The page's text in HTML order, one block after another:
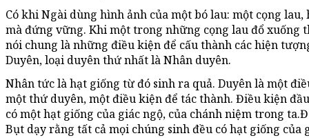
Có khi Ngài dùng hình ảnh của một bó lau: một cọng
mà đứng vững. Khi một trong những cọng lau đổ xuống
nói chung là những điều kiện để cấu thành các hiện
Duyên, loại duyên thứ nhất là Nhân duyên.
Nhân tức là hạt giống từ đó sinh ra quả. Duyên là một
một thứ duyên, một điều kiện để tác thành. Điều kiện
có một hạt giống của giác ngộ, của chánh niệm trong
Bụt dạy rằng tất cả mọi chúng sinh đều có hạt giống của